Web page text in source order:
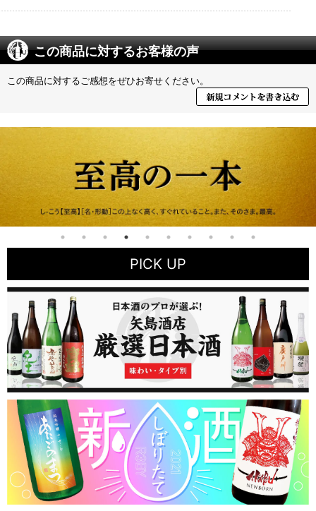
この商品に対するお客様の声
この商品に対するご感想をぜひお寄せください。
PICK UP